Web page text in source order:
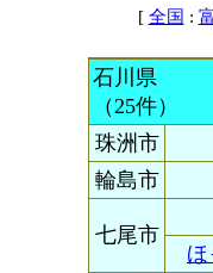
[ 全国 :
石川県
（25件）
珠洲市
輪島市
七尾市
ほ